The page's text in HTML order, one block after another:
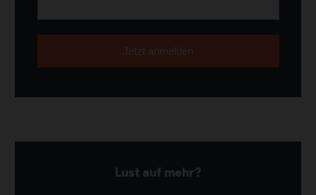
Lust auf mehr?